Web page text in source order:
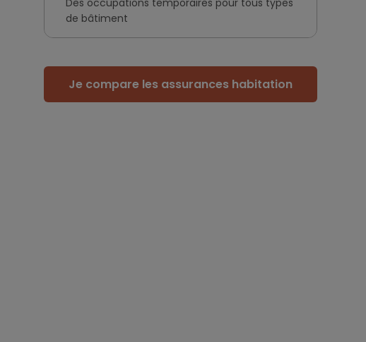
Des occupations temporaires pour tous types
de bâtiment
Je compare les assurances habitation